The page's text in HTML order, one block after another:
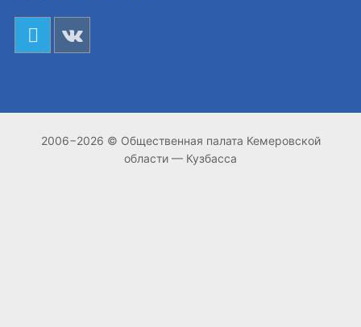
2006−2026 © Общественная палата Кемеровской
области — Кузбасса